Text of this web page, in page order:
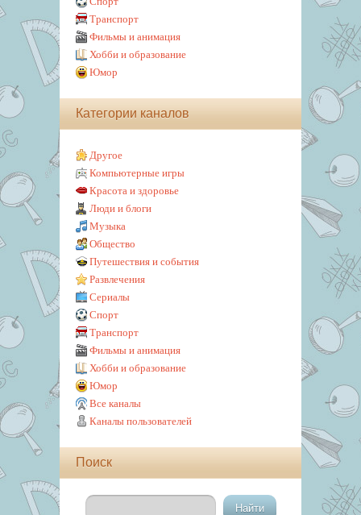
Транспорт
Фильмы и анимация
Хобби и образование
Юмор
Категории каналов
Другое
Компьютерные игры
Красота и здоровье
Люди и блоги
Музыка
Общество
Путешествия и события
Развлечения
Сериалы
Спорт
Транспорт
Фильмы и анимация
Хобби и образование
Юмор
Все каналы
Каналы пользователей
Поиск